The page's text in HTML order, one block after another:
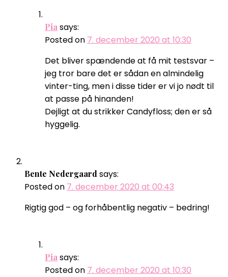
Piasays:
Posted on 7. december 2020 at 10:30
Det bliver spændende at få mit testsvar –
jeg tror bare det er sådan en almindelig
vinter-ting, men i disse tider er vi jo nødt til
at passe på hinanden!
Dejligt at du strikker Candyfloss; den er så
hyggelig.
Bente Nedergaardsays:
Posted on 7. december 2020 at 00:43
Rigtig god – og forhåbentlig negativ – bedring!
Piasays:
Posted on 7. december 2020 at 10:30